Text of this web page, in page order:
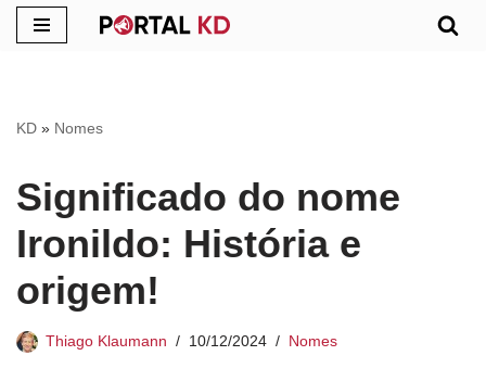
conteúdo
KD » Nomes
Significado do nome
Ironildo: História e
origem!
Thiago Klaumann 10/12/2024 Nomes